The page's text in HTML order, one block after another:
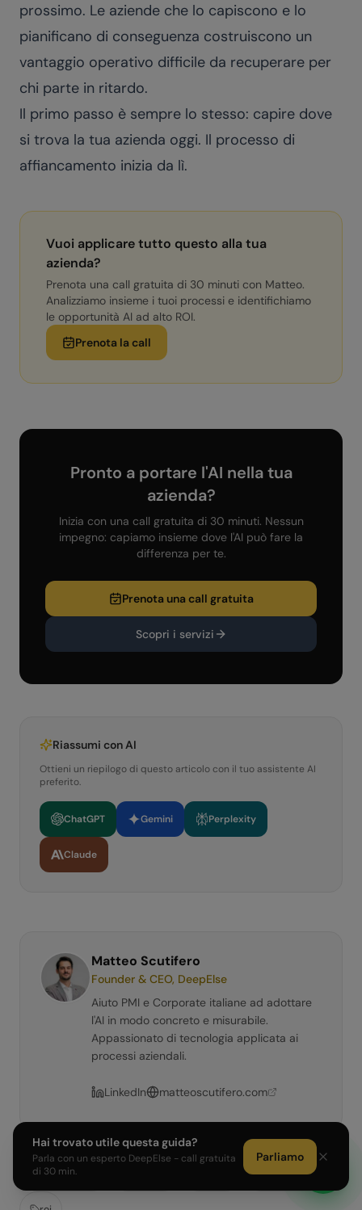
prossimo. Le aziende che lo capiscono e lo
pianificano di conseguenza costruiscono un
vantaggio operativo difficile da recuperare per
chi parte in ritardo.
Il primo passo è sempre lo stesso: capire dove
si trova la tua azienda oggi. Il processo di
affiancamento inizia da lì.
Vuoi applicare tutto questo alla tua
azienda?
Prenota una call gratuita di 30 minuti con Matteo.
Analizziamo insieme i tuoi processi e identifichiamo
le opportunità AI ad alto ROI.
Prenota la call
Pronto a portare l'AI nella tua
azienda?
Inizia con una call gratuita di 30 minuti. Nessun
impegno: capiamo insieme dove l'AI può fare la
differenza per te.
Prenota una call gratuita
Scopri i servizi
Riassumi con AI
Ottieni un riepilogo di questo articolo con il tuo assistente AI
preferito.
ChatGPT Gemini Perplexity
Claude
Matteo Scutifero
Founder & CEO, DeepElse
Aiuto PMI e Corporate italiane ad adottare
l'AI in modo concreto e misurabile.
Appassionato di tecnologia applicata ai
processi aziendali.
LinkedIn matteoscutifero.com
automazione guida-pratica
Hai trovato utile questa guida?
Parla con un esperto DeepElse - call gratuita
di 30 min.
Parliamo